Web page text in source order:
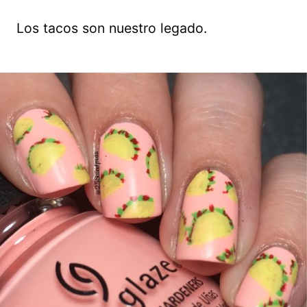
Los tacos son nuestro legado.